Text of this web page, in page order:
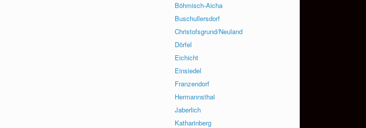
Böhmisch-Aicha
Buschullersdorf
Christofsgrund/Neuland
Dörfel
Eichicht
Einsiedel
Franzendorf
Hermannsthal
Jaberlich
Katharinberg